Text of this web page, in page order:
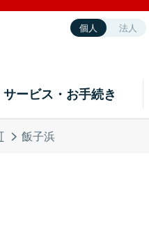
個人 法人
サービス・お手続き
飯子浜